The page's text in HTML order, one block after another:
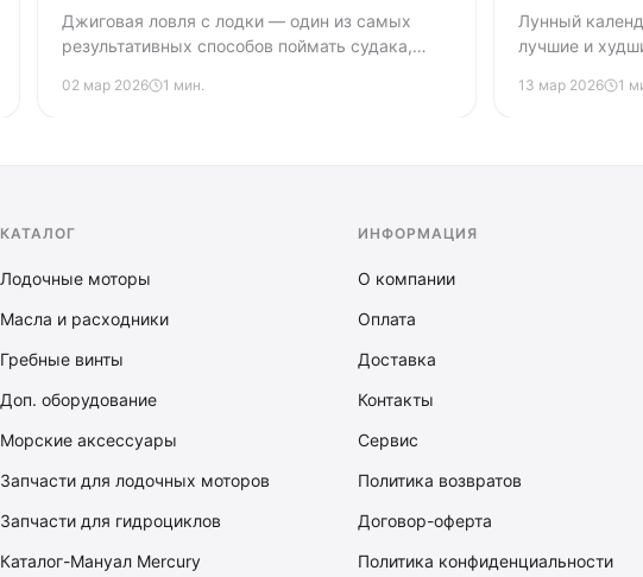
Джиговая ловля с лодки — один из самых
результативных способов поймать судака,
технику проводки и позиционирование лодки
02 мар 2026 1 мин.
Лунный
лучшие и
13 мар 2026 1
КАТАЛОГ
Лодочные моторы
Масла и расходники
Гребные винты
Доп. оборудование
Морские аксессуары
Запчасти для лодочных моторов
Запчасти для гидроциклов
Каталог-Мануал Mercury
ИНФОРМАЦИЯ
О компании
Оплата
Доставка
Контакты
Сервис
Политика возвратов
Договор-оферта
Политика конфиденциальности